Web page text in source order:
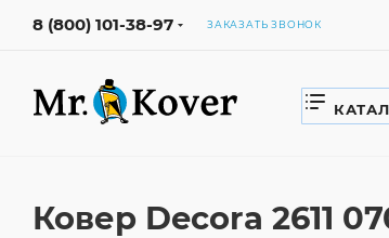
8 (800) 101-38-97 ЗАКАЗАТЬ ЗВОНОК
Ковер Decora 2611